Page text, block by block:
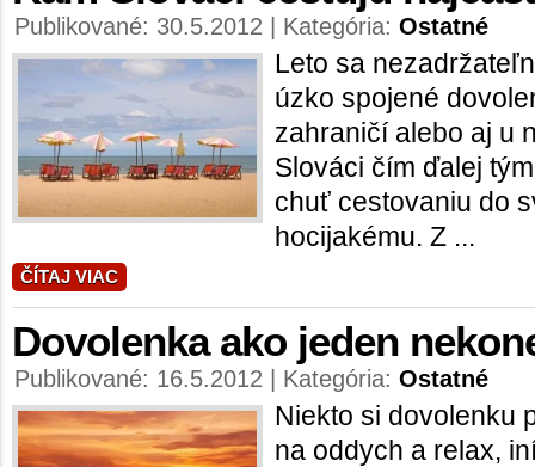
Publikované: 30.5.2012 | Kategória: Ostatné
Leto sa
úzko spojené
zahraničí alebo aj u
Slováci čím ďalej
chuť cestovaniu do
hocijakému. Z ...
ČÍTAJ VIAC
Dovolenka ako jeden
Publikované: 16.5.2012 | Kategória: Ostatné
Niekto si dovolenku
na oddych a relax,